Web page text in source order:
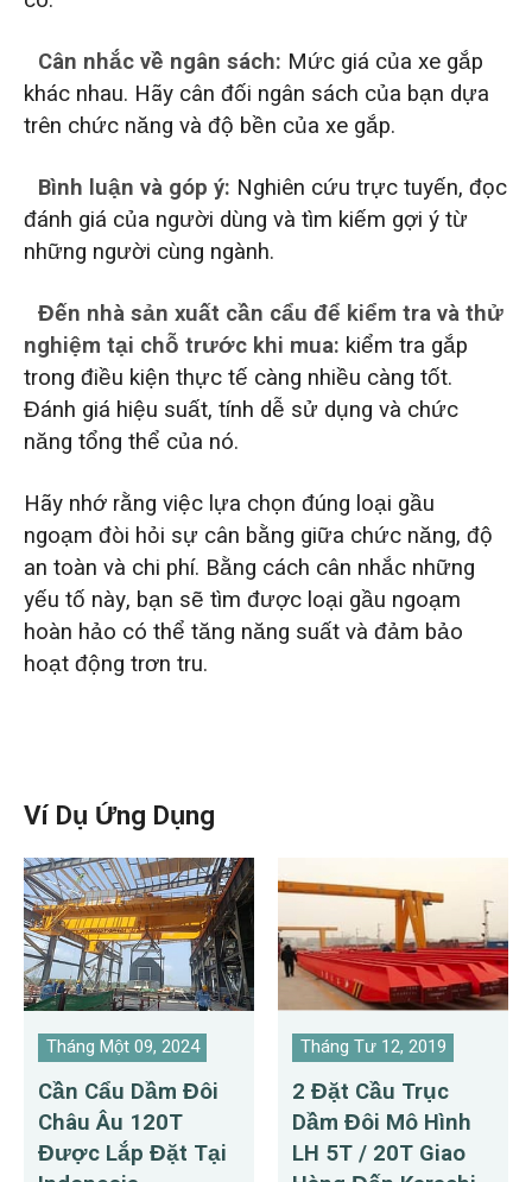
Cân nhắc về ngân sách: Mức giá của xe gắp
khác nhau. Hãy cân đối ngân sách của bạn dựa
trên chức năng và độ bền của xe gắp.
Bình luận và góp ý: Nghiên cứu trực tuyến, đọc
đánh giá của người dùng và tìm kiếm gợi ý từ
những người cùng ngành.
Đến nhà sản xuất cần cẩu để kiểm tra và thử
nghiệm tại chỗ trước khi mua: kiểm tra gắp
trong điều kiện thực tế càng nhiều càng tốt.
Đánh giá hiệu suất, tính dễ sử dụng và chức
năng tổng thể của nó.
Hãy nhớ rằng việc lựa chọn đúng loại gầu
ngoạm đòi hỏi sự cân bằng giữa chức năng, độ
an toàn và chi phí. Bằng cách cân nhắc những
yếu tố này, bạn sẽ tìm được loại gầu ngoạm
hoàn hảo có thể tăng năng suất và đảm bảo
hoạt động trơn tru.
Ví Dụ Ứng Dụng
Tháng Một 09, 2024
Cần Cẩu Dầm Đôi
Châu Âu 120T
Được Lắp Đặt Tại
Tháng Tư 12, 2019
2 Đặt Cầu Trục
Dầm Đôi Mô Hình
LH 5T / 20T Giao